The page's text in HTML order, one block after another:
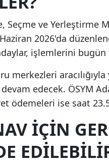
Seçme ve Yerleştirme
2026'da
işlemlerini
merkezleri
edecek. ÖSYM
ödemeleri ise saat
İÇIN